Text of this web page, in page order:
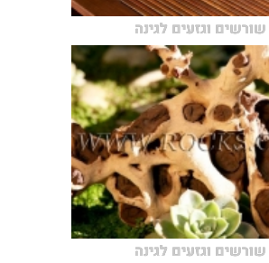
שורשים וגזעים לגינה
שורשים וגזעים לגינה